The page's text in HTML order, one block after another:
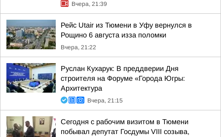
Вчера, 21:39
Рейс Utair из Тюмени в Уфу вернулся в
Рощино 6 августа изза поломки
Вчера, 21:22
Руслан Кухарук: В преддверии Дня
строителя на Форуме «Города Югры:
Архитектура
Вчера, 21:15
Сегодня с рабочим визитом в Тюмени
побывал депутат Госдумы VIII созыва,